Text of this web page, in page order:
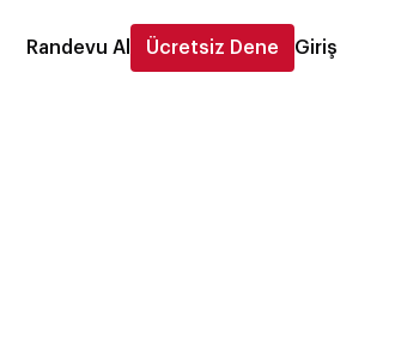
Randevu Al Ücretsiz Dene Giriş